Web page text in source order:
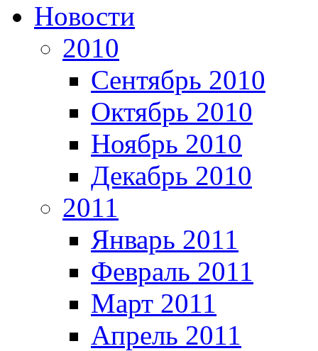
Новости
2010
Сентябрь 2010
Октябрь 2010
Ноябрь 2010
Декабрь 2010
2011
Январь 2011
Февраль 2011
Март 2011
Апрель 2011